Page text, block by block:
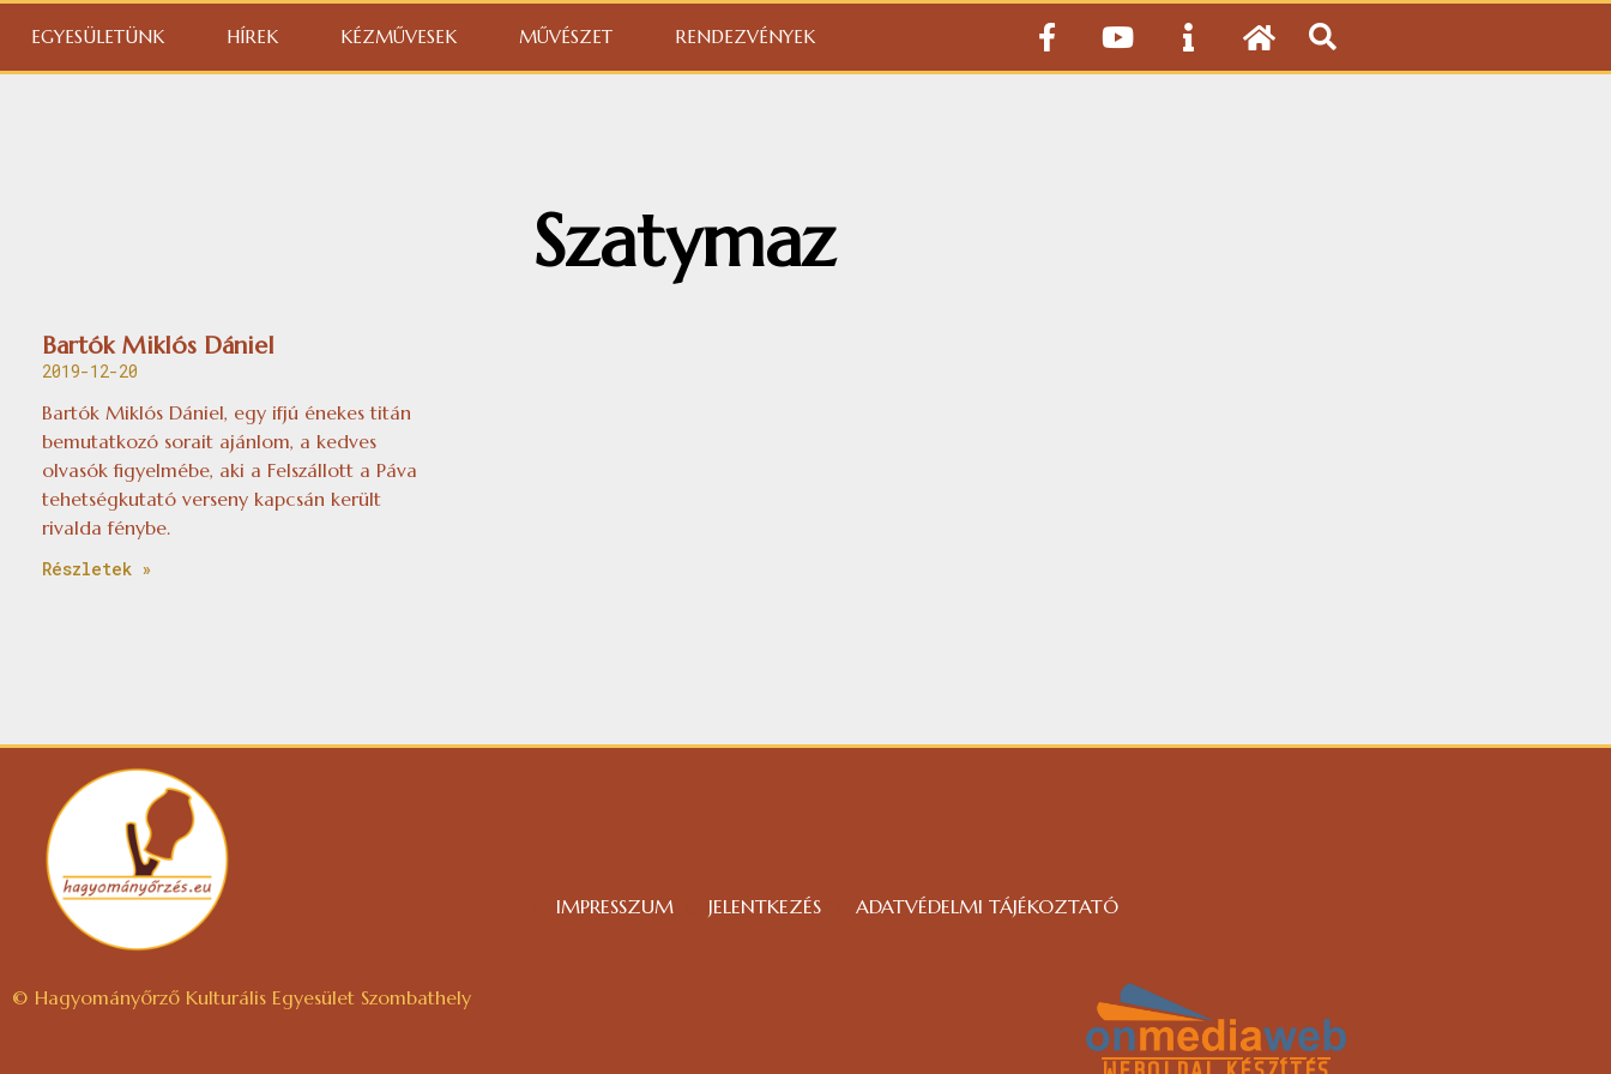
EGYESÜLETÜNK HÍREK KÉZMŰVESEK MŰVÉSZET RENDEZVÉNYEK
Szatymaz
Bartók Miklós Dániel
2019-12-20
Bartók Miklós Dániel, egy ifjú énekes titán
bemutatkozó sorait ajánlom, a kedves
olvasók figyelmébe, aki a Felszállott a Páva
tehetségkutató verseny kapcsán került
rivalda fénybe.
Részletek »
IMPRESSZUM JELENTKEZÉS ADATVÉDELMI TÁJÉKOZTATÓ
© Hagyományőrző Kulturális Egyesület Szombathely